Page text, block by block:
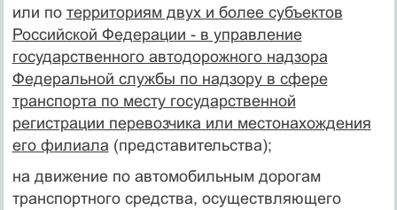
или по территориям двух и более субъектов
Российской Федерации - в управление
государственного автодорожного надзора
Федеральной службы по надзору в сфере
транспорта по месту государственной
регистрации перевозчика или местонахождения
его филиала (представительства);
на движение по автомобильным дорогам
транспортного средства, осуществляющего